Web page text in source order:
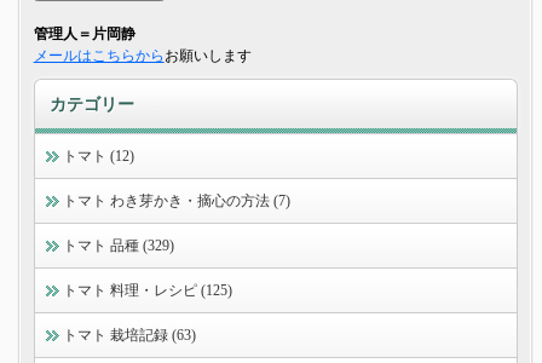
管理人＝片岡静
メールはこちらから お願いします
カテゴリー
トマト (12)
トマト わき芽かき・摘心の方法 (7)
トマト 品種 (329)
トマト 料理・レシピ (125)
トマト 栽培記録 (63)